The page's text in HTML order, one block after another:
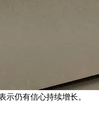
示仍有信心持续增长。